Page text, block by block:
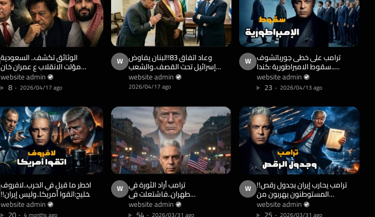
الوثائق تكشف.. السعودية
موّلت الانقلاب ع عمران خان
لتصبح باكستان أداة امريكية..
نواز شريف اكبر مثال!
website admin
8 2026/04/17 ago
W وعاد اتفاق 83!!لبنان يفاوض
إسرائيل تحت القصف..والشعب
في الشارع يرفض!!روبيو يلغي
website admin
2026/04/17 ago
W ترامب على خطى جورباتشوف
..سقوط الامبراطورية :كندا
وأوروبا وإسبانيا والصين ضد
امريكا في يوم واحد!!
website admin
23 2026/04/13 ago
اخطر ما قيل في الحرب..لافروف
للخليج:اتقوا أمريكا..وليس إيران!!
طهران ارادت السلام وترامب اراد
النفط!!
website admin
W ترامب أراد الثورة في
طهران..فاشتعلت في
بلده!7ملايين أمريكي في
الشارع..ودي نيرو:”لا ملوك “يجب
website admin
W ترامب يحارب إيران بجدول رقص!!
المستوطنون يهربون من
صواريخ ايران ويحتلون طابا..
وازمة في العقبة!!
website admin